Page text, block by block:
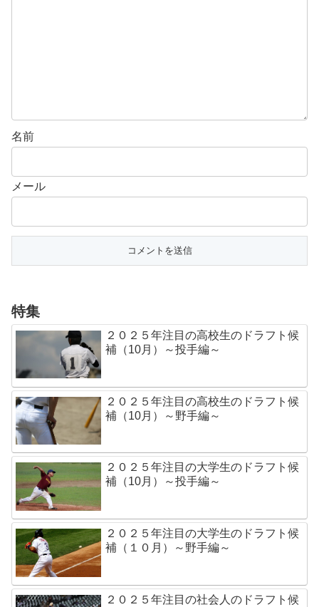
名前
メール
特集
２０２５年注目の高校生のドラフト候
補（10月）～投手編～
２０２５年注目の高校生のドラフト候
補（10月）～野手編～
２０２５年注目の大学生のドラフト候
補（10月）～投手編～
２０２５年注目の大学生のドラフト候
補（１０月）～野手編～
２０２５年注目の社会人のドラフト候